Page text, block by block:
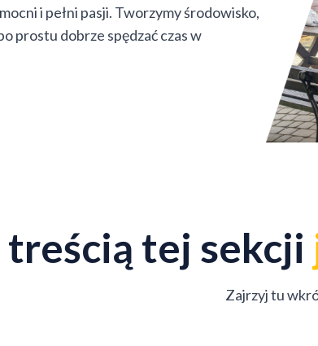
i pełni pasji. Tworzymy środowisko,
prostu dobrze spędzać czas w
treścią tej sekcji
Zajrzyj tu